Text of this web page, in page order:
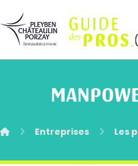
Entreprises Les